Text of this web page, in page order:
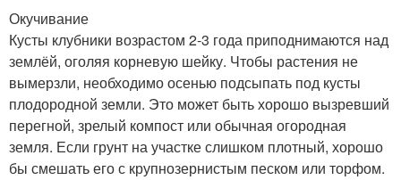
Окучивание
Кусты клубники возрастом 2-3 года приподнимаются над
землёй, оголяя корневую шейку. Чтобы растения не
вымерзли, необходимо осенью подсыпать под кусты
плодородной земли. Это может быть хорошо вызревший
перегной, зрелый компост или обычная огородная
земля. Если грунт на участке слишком плотный, хорошо
бы смешать его с крупнозернистым песком или торфом.